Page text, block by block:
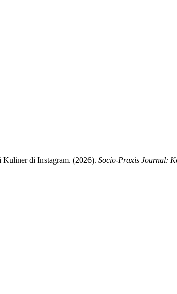
Kuliner di Instagram. (2026). Socio-Praxis Journal: